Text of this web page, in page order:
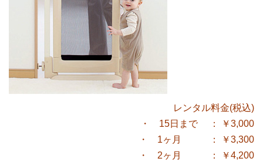
レンタル料金(税込)
・ 15日まで ： ￥3,000
・ 1ヶ月 ： ￥3,300
・ 2ヶ月 ： ￥4,200